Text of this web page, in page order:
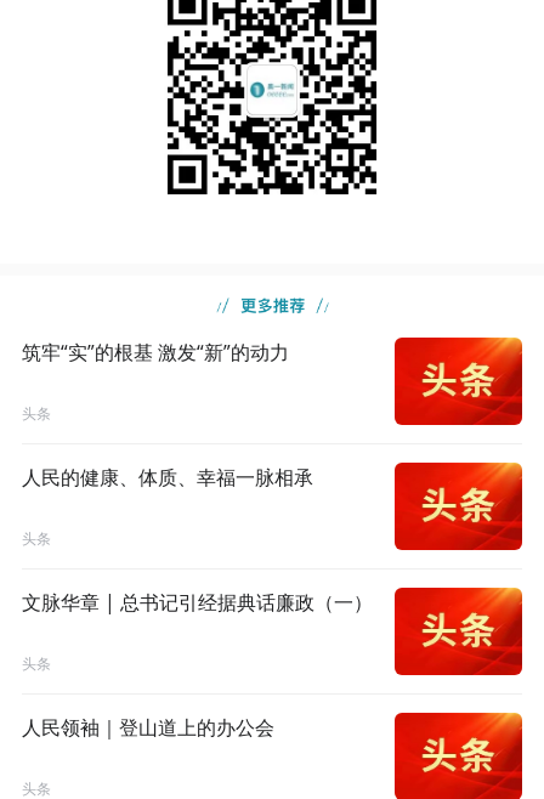
筑牢“实”的根基 激发“新”的动力
头条
人民的健康、体质、幸福一脉相承
头条
文脉华章 | 总书记引经据典话廉政（一）
头条
人民领袖｜登山道上的办公会
头条